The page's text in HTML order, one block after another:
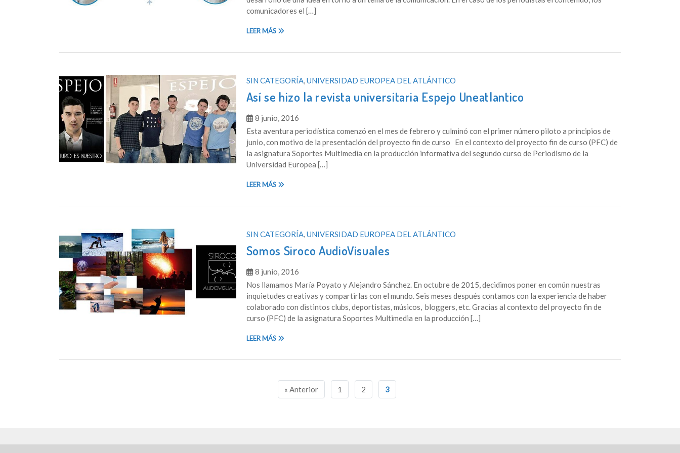
comunicadores el […]
LEER MÁS
SIN CATEGORÍA,UNIVERSIDAD EUROPEA DEL ATLÁNTICO
Así se hizo la revista universitaria Espejo Uneatlantico
8 junio, 2016
Esta aventura periodística comenzó en el mes de febrero y culminó con el primer número piloto a principios de
junio, con motivo de la presentación del proyecto fin de curso En el contexto del proyecto fin de curso (PFC) de
la asignatura Soportes Multimedia en la producción informativa del segundo curso de Periodismo de la
Universidad Europea […]
LEER MÁS
SIN CATEGORÍA,UNIVERSIDAD EUROPEA DEL ATLÁNTICO
Somos Siroco AudioVisuales
8 junio, 2016
Nos llamamos María Poyato y Alejandro Sánchez. En octubre de 2015, decidimos poner en común nuestras
inquietudes creativas y compartirlas con el mundo. Seis meses después contamos con la experiencia de haber
colaborado con distintos clubs, deportistas, músicos, bloggers, etc. Gracias al contexto del proyecto fin de
curso (PFC) de la asignatura Soportes Multimedia en la producción […]
LEER MÁS
« Anterior 1 2 3